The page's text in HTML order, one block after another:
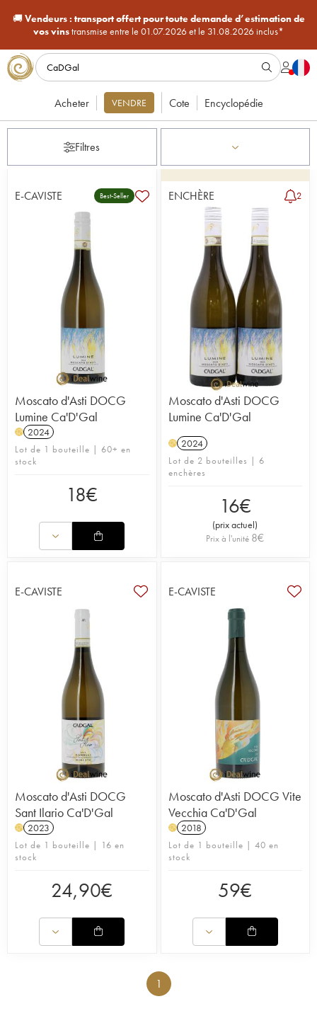
🚚Vendeurs : transport offert pour toute demande d’estimation de
vos vinstransmise entre le 01.07.2026 et le 31.08.2026 inclus*
Acheter VENDRE Cote Encyclopédie
Filtres
E-CAVISTE Best-Seller
Moscato d'Asti DOCG
Lumine Ca'D'Gal
H 2024
Lot de 1 bouteille | 60+ en
stock
18€
ENCHÈRE 2
Moscato d'Asti DOCG
Lumine Ca'D'Gal
H 2024
Lot de 2 bouteilles | 6
enchères
16€
(prix actuel)
Prix à l'unité 8€
E-CAVISTE
Moscato d'Asti DOCG
Sant Ilario Ca'D'Gal
H 2023
Lot de 1 bouteille | 16 en
stock
24,90€
E-CAVISTE
Moscato d'Asti DOCG Vite
Vecchia Ca'D'Gal
H 2018
Lot de 1 bouteille | 40 en
stock
59€
1